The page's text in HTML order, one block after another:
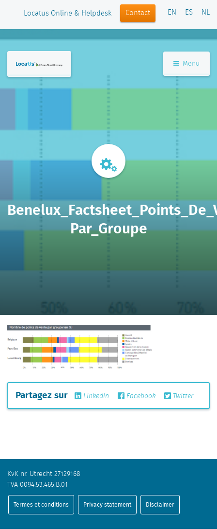
Locatus Online & Helpdesk Contact EN ES NL
Menu
Par_Groupe
Partagez sur Linkedin Facebook Twitter
KvK nr. Utrecht 27129168
TVA 0094.53.465.B.01
Termes et conditions Privacy statement Disclaimer